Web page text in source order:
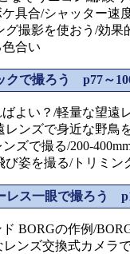
具合/シャッター速
グ撮影を使おう/効果
合い
で撮ろう p77～
よい？/軽量な望遠
レンズで身近な野鳥
ンズで撮る/200-
び姿を撮る/トリミ
ス一眼で撮ろう
BORGの作例/
レンズ交換式カメラ